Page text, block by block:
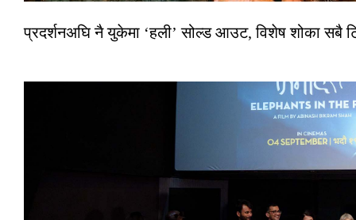
प्रदर्शनअघि नै युकेमा ‘हली’ सोल्ड आउट, विशेष शोका सबै